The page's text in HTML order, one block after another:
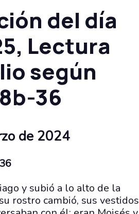
del día
Lectura
según
36
de 2024
y subió a lo alto de la
rostro cambió, sus vestidos